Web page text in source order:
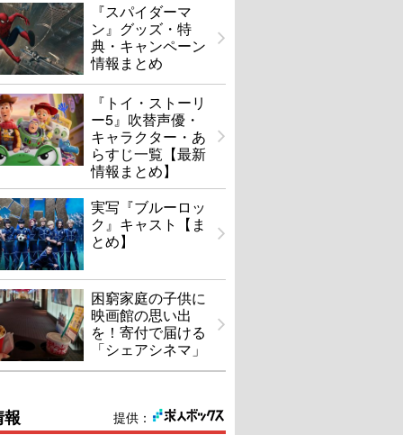
『スパイダーマ
ン』グッズ・特
典・キャンペーン
情報まとめ
『トイ・ストーリ
ー5』吹替声優・
キャラクター・あ
らすじ一覧【最新
情報まとめ】
実写『ブルーロッ
ク』キャスト【ま
とめ】
困窮家庭の子供に
映画館の思い出
を！寄付で届ける
「シェアシネマ」
提供：